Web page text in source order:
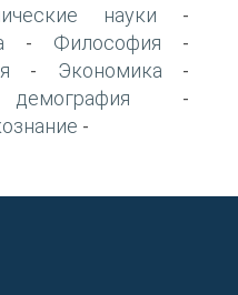
науки -
- Философия -
- Экономика -
-
-